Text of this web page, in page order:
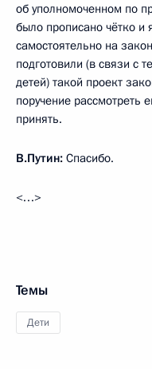
об уполномоченном по
было прописано чётко и
самостоятельно на
подготовили (в связи с
детей) такой проект
поручение рассмотреть
принять.
В.Путин: Спасибо.
<…>
Темы
Дети